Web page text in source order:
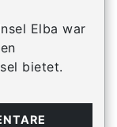
Elba war
bietet.